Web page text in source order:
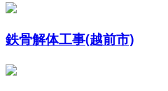
鉄骨解体工事(越前市)